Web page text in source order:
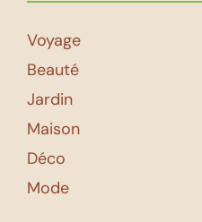
Voyage
Beauté
Jardin
Maison
Déco
Mode